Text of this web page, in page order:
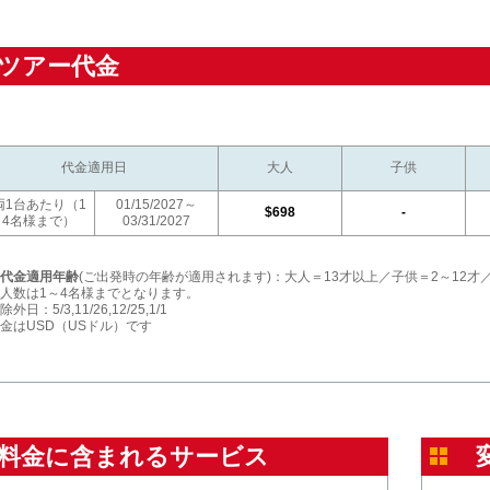
アー代金
代金適用日 大人 子供
1台あたり（1
4名様まで）
01/15/2027～
03/31/2027
$698 -
金適用年齢(ご出発時の年齢が適用されます)：大人＝13才以上／子供＝2～12才
数は1～4名様までとなります。
外日：5/3,11/26,12/25,1/1
はUSD（USドル）です
金に含まれるサービス